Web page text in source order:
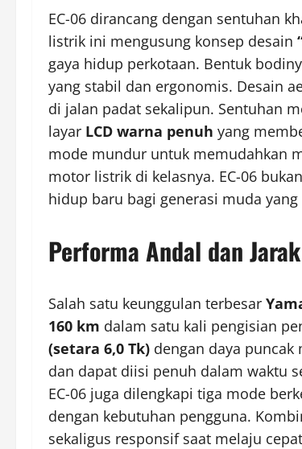
EC-06 dirancang dengan sentuhan
listrik ini mengusung konsep desain
gaya hidup perkotaan. Bentuk
yang stabil dan ergonomis. Desain
di jalan padat sekalipun. Sentuhan
layar LCD warna penuh yang
mode mundur untuk memudahkan
motor listrik di kelasnya. EC-06
hidup baru bagi generasi muda
Performa Andal dan
Salah satu keunggulan terbesar
160 km dalam satu kali pengisian
(setara 6,0 Tk) dengan daya puncak
dan dapat diisi penuh dalam waktu
EC-06 juga dilengkapi tiga mode
dengan kebutuhan pengguna.
sekaligus responsif saat melaju